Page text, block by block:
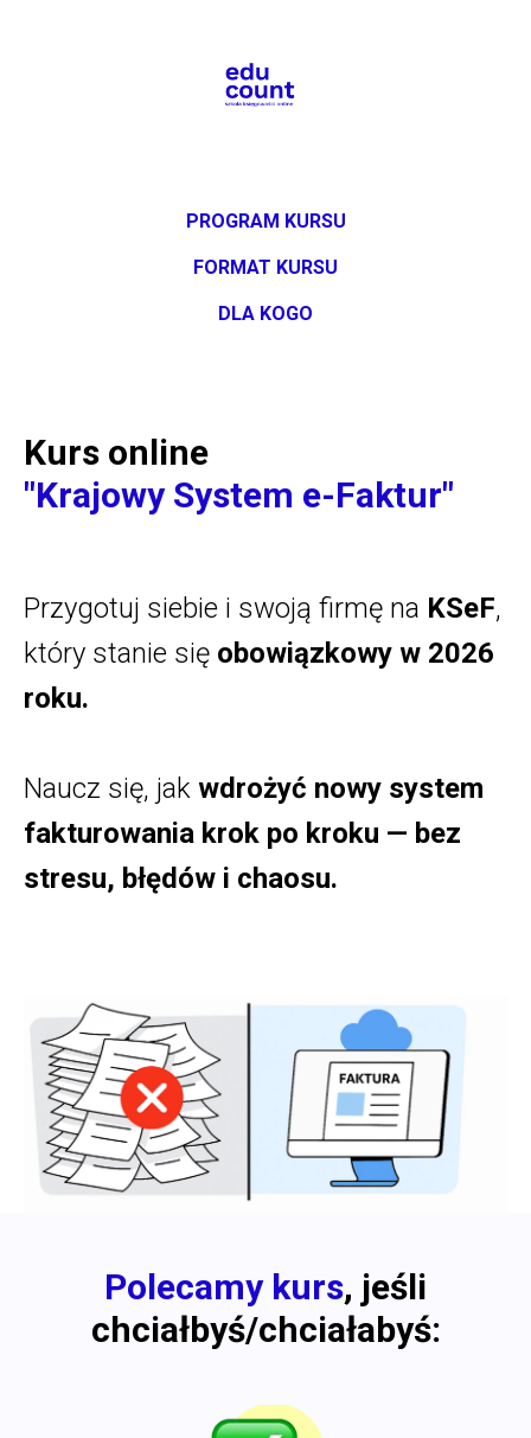
PROGRAM KURSU
FORMAT KURSU
DLA KOGO
Kurs online
"Krajowy System e-Faktur"
Przygotuj siebie i swoją firmę na KSeF,
który stanie się obowiązkowy w 2026
roku.
Naucz się, jak wdrożyć nowy system
fakturowania krok po kroku — bez
stresu, błędów i chaosu.
Polecamy kurs, jeśli
chciałbyś/chciałabyś: